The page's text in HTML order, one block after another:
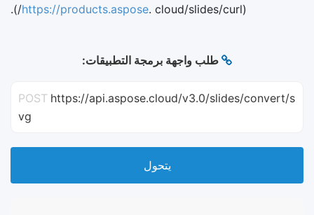
(
https://products.aspose. cloud/slides/curl/).
طلب واجهة برمجة التطبيقات:
POST https://api.aspose.cloud/v3.0/slides/convert/s
vg
يتحول